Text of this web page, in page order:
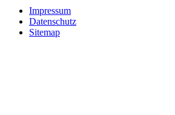
Impressum
Datenschutz
Sitemap